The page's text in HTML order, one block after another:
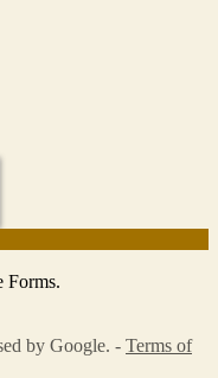
Forms.
by Google. - Terms of